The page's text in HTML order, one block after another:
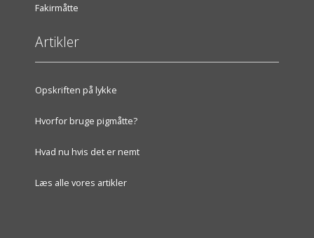
Fakirmåtte
Artikler
Opskriften på lykke
Hvorfor bruge pigmåtte?
Hvad nu hvis det er nemt
Læs alle vores artikler